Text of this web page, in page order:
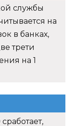
службы
на
в банках,
трети
на 1